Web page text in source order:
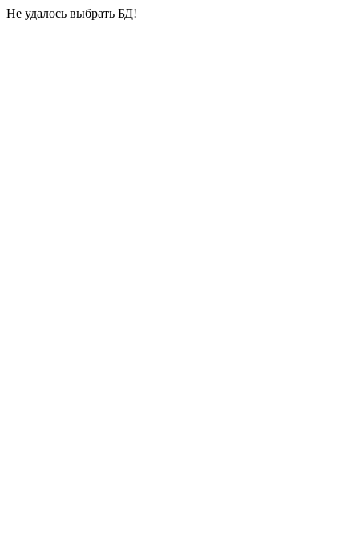
Не удалось выбрать БД!